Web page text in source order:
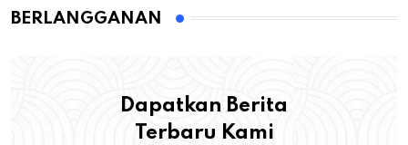
BERLANGGANAN
Dapatkan Berita
Terbaru Kami